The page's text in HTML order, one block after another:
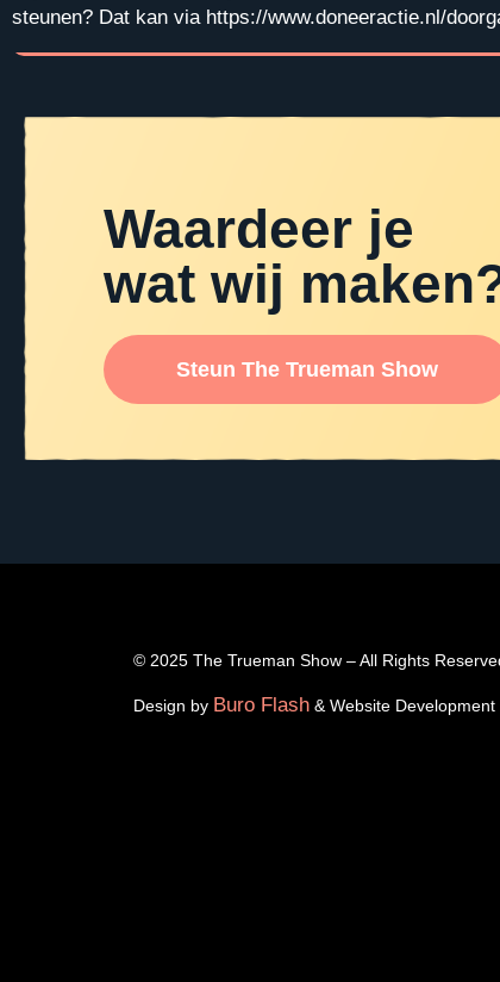
steunen? Dat kan via https://www.doneeractie.nl/
Waardeer je
wat wij
Steun The Trueman Show
© 2025 The Trueman Show – All Rights
Design by Buro Flash & Website Development